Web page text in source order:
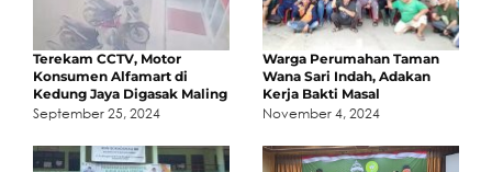
Terekam CCTV, Motor
Konsumen Alfamart di
Kedung Jaya Digasak Maling
September 25, 2024
Warga Perumahan Taman
Wana Sari Indah, Adakan
Kerja Bakti Masal
November 4, 2024